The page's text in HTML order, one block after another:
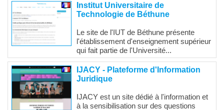
Institut Universitaire de
Technologie de Béthune
Le site de l'IUT de Béthune présente
l'établissement d'enseignement supérieur
qui fait partie de l'Université...
IJACY - Plateforme d'Information
Juridique
IJACY est un site dédié à l'information et
à la sensibilisation sur des questions